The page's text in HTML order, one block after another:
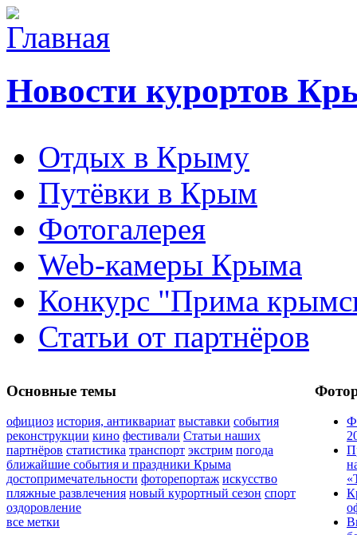
Новости курортов
Отдых в Крыму
Путёвки в Крым
Фотогалерея
Web-камеры Крыма
Конкурс "Прима
Статьи от партнёров
Основные темы
официоз история, антиквариат выставки события
реконструкции кино фестивали Статьи наших
партнёров статистика транспорт экстрим погода
ближайшие события и праздники Крыма
достопримечательности фоторепортаж искусство
пляжные развлечения новый курортный сезон спорт
оздоровление
все метки